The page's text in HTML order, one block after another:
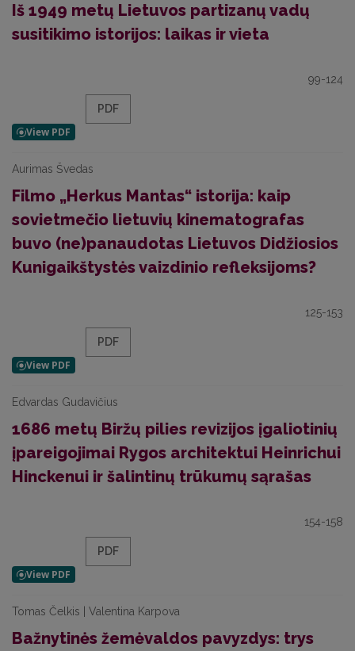
Iš 1949 metų Lietuvos partizanų vadų
susitikimo istorijos: laikas ir vieta
99-124
PDF
Aurimas Švedas
Filmo „Herkus Mantas“ istorija: kaip
sovietmečio lietuvių kinematografas
buvo (ne)panaudotas Lietuvos Didžiosios
Kunigaikštystės vaizdinio refleksijoms?
125-153
PDF
Edvardas Gudavičius
1686 metų Biržų pilies revizijos įgaliotinių
įpareigojimai Rygos architektui Heinrichui
Hinckenui ir šalintinų trūkumų sąrašas
154-158
PDF
Tomas Čelkis | Valentina Karpova
Bažnytinės žemėvaldos pavyzdys: trys